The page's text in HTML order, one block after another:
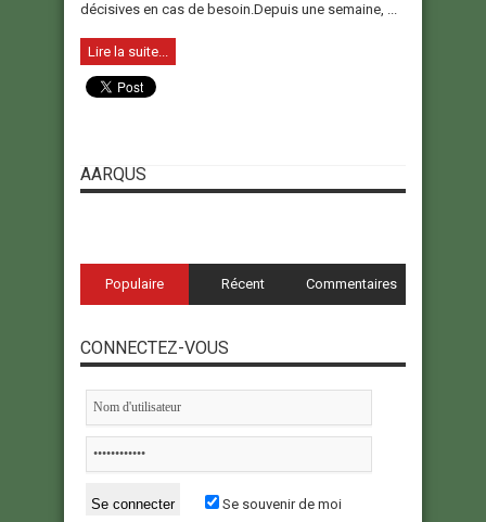
décisives en cas de besoin.Depuis une semaine, ...
Lire la suite...
AARQUS
Populaire Récent Commentaires
CONNECTEZ-VOUS
Se souvenir de moi